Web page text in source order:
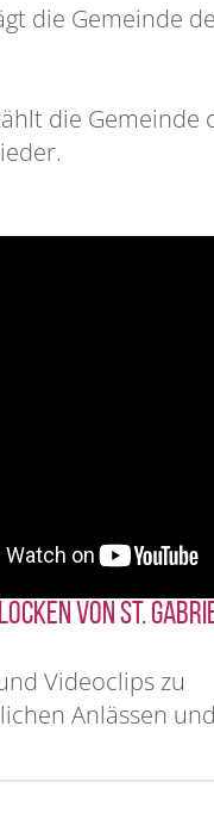
die Gemeinde
die Gemeinde
von St.
Videoclips zu
Anlässen